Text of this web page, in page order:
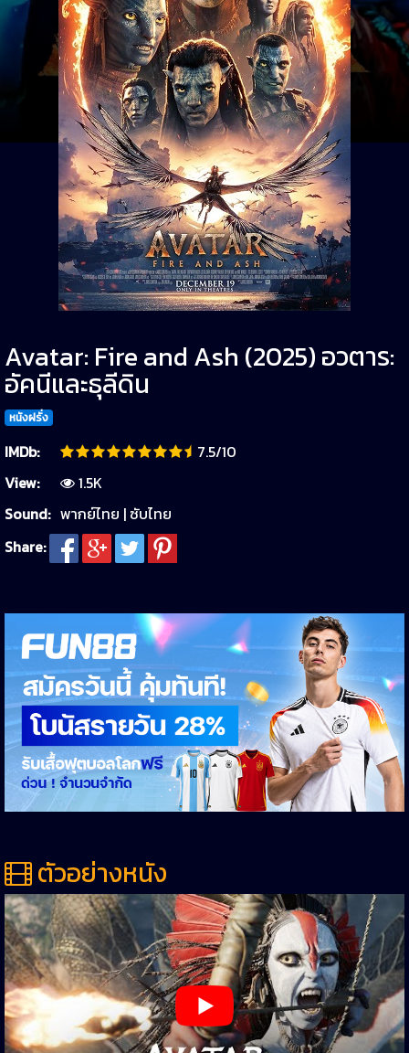
Avatar: Fire and Ash (2025) อวตาร:
อัคนีและธุลีดิน
หนังฝรั่ง
IMDb:
7.5/10
View:
1.5K
Sound: พากย์ไทย | ซับไทย
Share:
ตัวอย่างหนัง